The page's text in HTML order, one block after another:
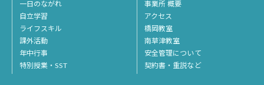
一日のながれ
自立学習
ライフスキル
課外活動
年中行事
特別授業・SST
事業所 概要
アクセス
橋岡教室
南草津教室
安全管理について
契約書・重説など